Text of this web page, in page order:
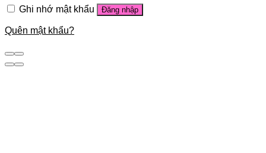
Ghi nhớ mật khẩu Đăng nhập
Quên mật khẩu?